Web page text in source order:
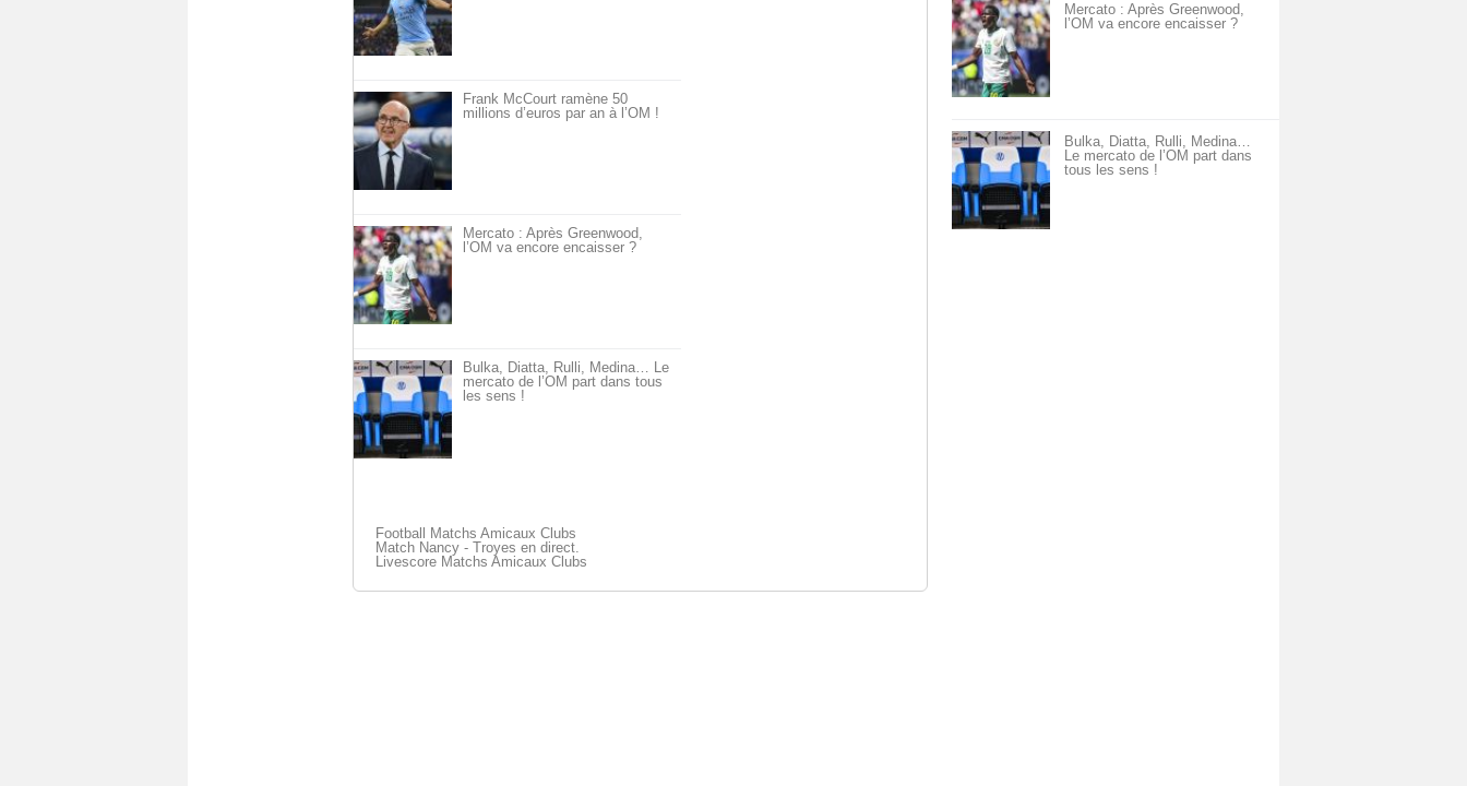
Frank McCourt ramène 50
millions d’euros par an à l’OM !
Mercato : Après Greenwood,
l’OM va encore encaisser ?
Bulka, Diatta, Rulli, Medina… Le
mercato de l’OM part dans tous
les sens !
Football Matchs Amicaux Clubs
Match Nancy - Troyes en direct.
Livescore Matchs Amicaux Clubs
Mercato : Après Greenwood,
l’OM va encore encaisser ?
Bulka, Diatta, Rulli, Medina…
Le mercato de l’OM part dans
tous les sens !